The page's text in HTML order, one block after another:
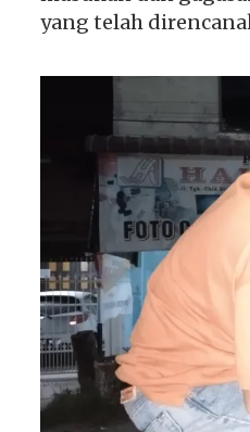
yang telah